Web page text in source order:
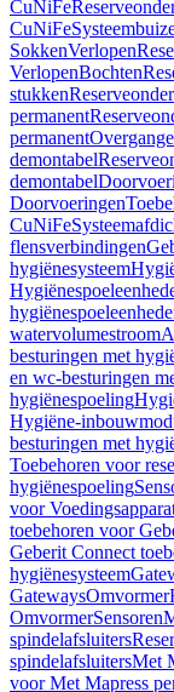
CuNiFe
CuNiFe
SokkenVerlopen
VerlopenBochten
stukken
permanent
permanent
demontabel
demontabel
Doorvoeringen
CuNiFe
flensverbindingen
hygiënesysteem
watervolumestroom
besturingen met
en wc-besturingen
hygiënespoeling
Hygiëne-
besturingen met
Toebehoren voor
hygiënespoeling
voor
toebehoren voor
Geberit Connect
hygiënesysteem
GatewaysOmvormer
OmvormerSensoren
spindelafsluiters
spindelafsluitersMet
voor Met Mapress